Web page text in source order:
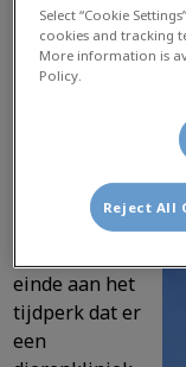
Verhuizing
Na 40 jaar
einde aan het
tijdperk dat er
een
Select “Cookie
cookies and tracking
More information is
Policy.
Reject All